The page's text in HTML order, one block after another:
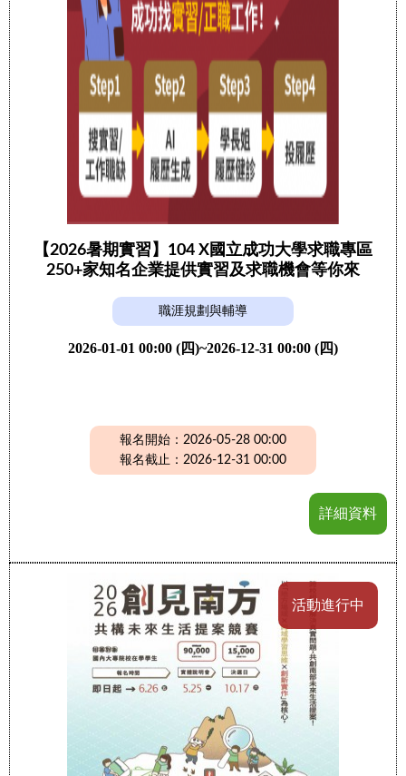
【2026暑期實習】104 X國立成功大學求職專區
250+家知名企業提供實習及求職機會等你來
職涯規劃與輔導
2026-01-01 00:00 (四)~2026-12-31 00:00 (四)
報名開始：2026-05-28 00:00
報名截止：2026-12-31 00:00
詳細資料
活動進行中